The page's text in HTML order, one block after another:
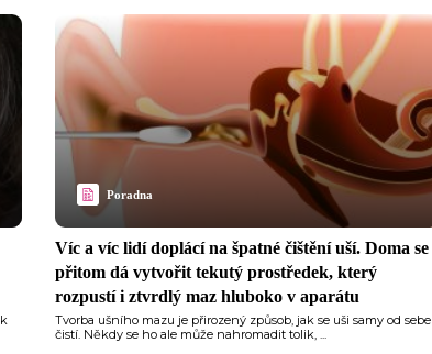
Poradna
Víc a víc lidí doplácí na špatné čištění uší. Doma se
přitom dá vytvořit tekutý prostředek, který
rozpustí i ztvrdlý maz hluboko v aparátu
Tvorba ušního mazu je přirozený způsob, jak se uši samy od sebe
čistí. Někdy se ho ale může nahromadit tolik, ...